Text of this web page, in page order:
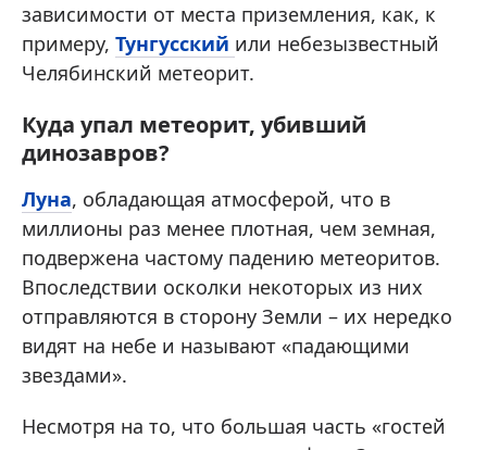
зависимости от места приземления, как, к
примеру, Тунгусский или небезызвестный
Челябинский метеорит.
Куда упал метеорит, убивший
динозавров?
Луна, обладающая атмосферой, что в
миллионы раз менее плотная, чем земная,
подвержена частому падению метеоритов.
Впоследствии осколки некоторых из них
отправляются в сторону Земли – их нередко
видят на небе и называют «падающими
звездами».
Несмотря на то, что большая часть «гостей